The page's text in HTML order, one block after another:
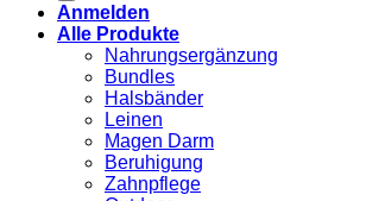
Anmelden
Alle Produkte
Nahrungsergänzung
Bundles
Halsbänder
Leinen
Magen Darm
Beruhigung
Zahnpflege